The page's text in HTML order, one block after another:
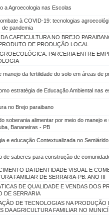
a Agroecologia nas Escolas
à COVID-19: tecnologias
de pandemia
CAFEICULTURA NO BREJO
DE PRODUÇÃO LOCAL
PARCERIA ENTRE
manejo da fertilidade do solo em áreas de
estratégia de Educação Ambiental nas
no Brejo paraibano
soberania alimentar por meio do manejo
Bananeiras - PB
e educação Contextualizada no Semiárido
de saberes para construção de
DA IDENTIDADE VISUAL E
FAMILIAR DE SERRARIA-PB: ANO III
DE QUALIDADE E VENDAS DOS
DE SERRARIA
DE TECNOLOGIAS NA
DA AGRICULTURA FAMILIAR NO